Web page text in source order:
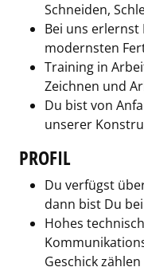
Schneiden,
Bei uns
modernsten
Training in
Zeichnen und
Du bist von
unserer
PROFIL
Du verfügst
dann bist Du
Hohes
Geschick